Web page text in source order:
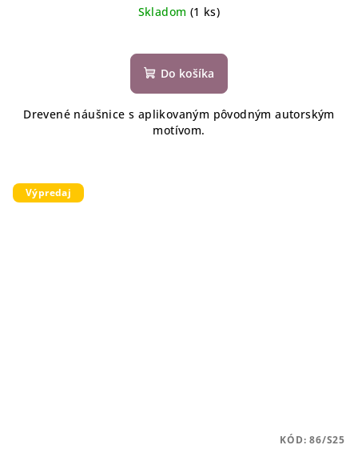
Skladom (1 ks)
Do košíka
Drevené náušnice s aplikovaným pôvodným autorským
motívom.
Výpredaj
KÓD:86/S25